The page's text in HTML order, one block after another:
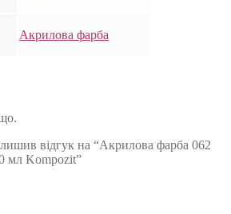
Акрилова фарба
відгук на “Акрилова фарба 062
мл Kompozit”